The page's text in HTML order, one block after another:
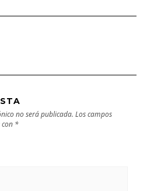
no será publicada. Los campos
*